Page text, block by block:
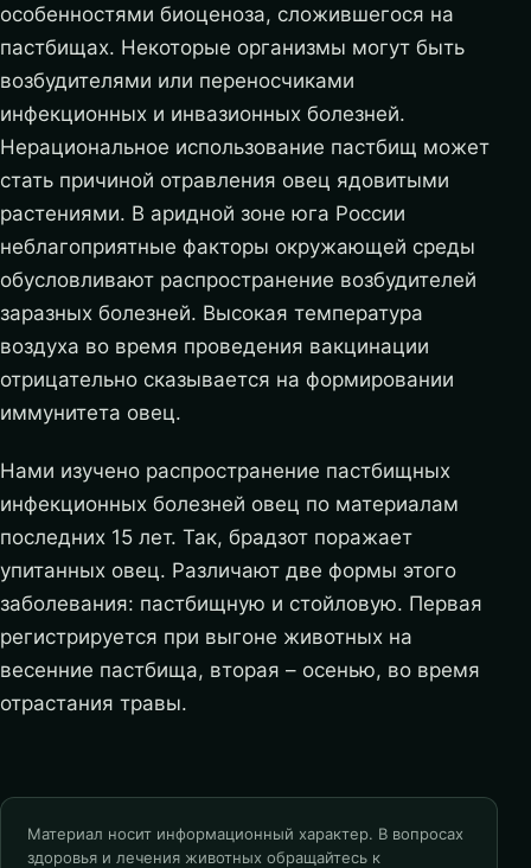
особенностями биоценоза, сложившегося на
пастбищах. Некоторые организмы могут быть
возбудителями или переносчиками
инфекционных и инвазионных болезней.
Нерациональное использование пастбищ может
стать причиной отравления овец ядовитыми
растениями. В аридной зоне юга России
неблагоприятные факторы окружающей среды
обусловливают распространение возбудителей
заразных болезней. Высокая температура
воздуха во время проведения вакцинации
отрицательно сказывается на формировании
иммунитета овец.
Нами изучено распространение пастбищных
инфекционных болезней овец по материалам
последних 15 лет. Так, брадзот поражает
упитанных овец. Различают две формы этого
заболевания: пастбищную и стойловую. Первая
регистрируется при выгоне животных на
весенние пастбища, вторая – осенью, во время
отрастания травы.
Материал носит информационный характер. В вопросах
здоровья и лечения животных обращайтесь к